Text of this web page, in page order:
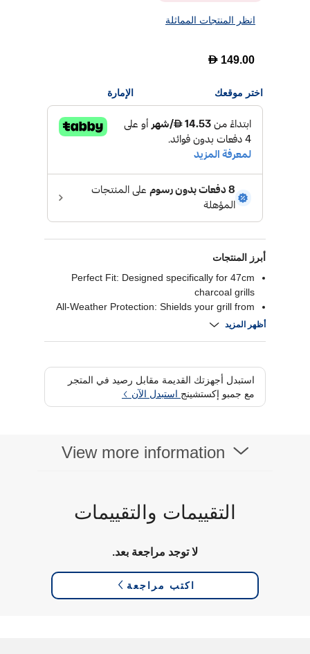
انظر المنتجات المماثلة
D 149.00
اختر موقعك الإمارة
أبرز المنتجات
Perfect Fit: Designed specifically for 47cm
charcoal grills
All-Weather Protection: Shields your grill from
rain, snow, and harsh sun
Secure Fit: Slips on easily and fastens tightly to
keep your grill protected
أظهر المزيد
استبدل أجهزتك القديمة مقابل رصيد في المتجر
مع جمبو إكستشينج استبدل الآن
View more information
التقييمات والتقييمات
لا توجد مراجعة بعد.
اكتب مراجعة